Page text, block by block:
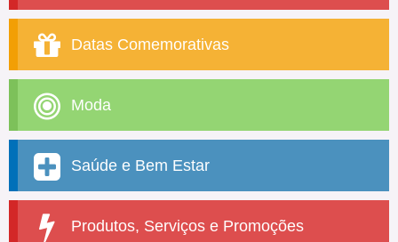
Datas Comemorativas
Moda
Saúde e Bem Estar
Produtos, Serviços e Promoções